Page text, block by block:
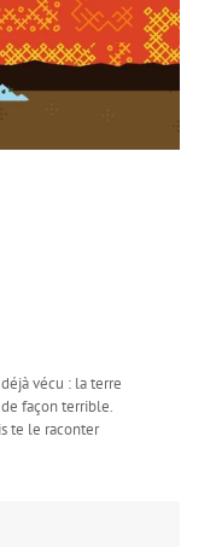
vécu : la terre
façon terrible.
te le raconter